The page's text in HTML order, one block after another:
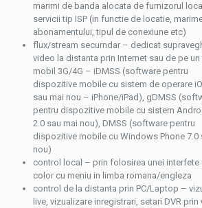
marimi de banda alocata de furnizorul
servicii tip ISP (in functie de locatie,
abonamentului, tipul de conexiune etc)
flux/stream securndar – dedicat
video la distanta prin Internet sau de pe
mobil 3G/4G – iDMSS (software pentru
dispozitive mobile cu sistem de operare
sau mai nou – iPhone/iPad), gDMSS
pentru dispozitive mobile cu sistem
2.0 sau mai nou), DMSS (software pentru
dispozitive mobile cu Windows Phone 7.0
nou)
control local – prin folosirea unei interfete
color cu meniu in limba romana/engleza
control de la distanta prin PC/Laptop –
live, vizualizare inregistrari, setari DVR prin